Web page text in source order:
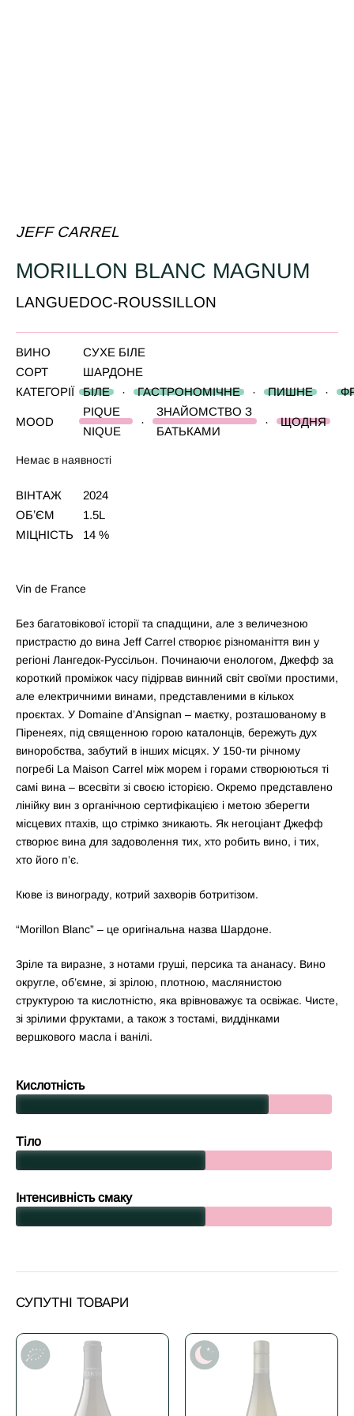
JEFF CARREL
MORILLON BLANC MAGNUM
LANGUEDOC-ROUSSILLON
ВИНО
СУХЕ БІЛЕ
СОРТ
ШАРДОНЕ
КАТЕГОРІЇ
БІЛЕ · ГАСТРОНОМІЧНЕ · ПИШНЕ ·
MOOD
PIQUE
NIQUE
·
ЗНАЙОМСТВО З
БАТЬКАМИ
· ЩОДНЯ
Немає в наявності
ВІНТАЖ
2024
ОБʼЄМ
1.5L
МІЦНІСТЬ
14 %
Vin de France
Без багатовікової історії та спадщини, але з величезною
пристрастю до вина Jeff Carrel створює різноманіття вин у
регіоні Лангедок-Руссільон. Починаючи енологом, Джефф за
короткий проміжок часу підірвав винний світ своїми простими,
але електричними винами, представленими в кількох
проєктах. У Domaine d’Ansignan – маєтку, розташованому в
Піренеях, під священною горою каталонців, бережуть дух
виноробства, забутий в інших місцях. У 150-ти річному
погребі La Maison Carrel між морем і горами створюються ті
самі вина – всесвіти зі своєю історією. Окремо представлено
лінійку вин з органічною сертифікацією і метою зберегти
місцевих птахів, що стрімко зникають. Як негоціант Джефф
створює вина для задоволення тих, хто робить вино, і тих,
хто його п’є.
Кюве із винограду, котрий захворів ботритізом.
“Morillon Blanc” – це оригінальна назва Шардоне.
Зріле та виразне, з нотами груші, персика та ананасу. Вино
округле, об’ємне, зі зрілою, плотною, маслянистою
структурою та кислотністю, яка врівноважує та освіжає. Чисте,
зі зрілими фруктами, а також з тостамі, виддінками
вершкового масла і ванілі.
Кислотність
Тіло
Інтенсивність смаку
СУПУТНІ ТОВАРИ